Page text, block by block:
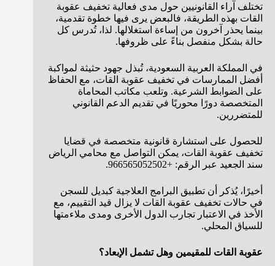
تختلف آراء القانونيين حول مدى فعالية تخفيف عقوبة
القات بهذه الطريقة، فالبعض يرى فيها خطوة تقدمية،
بينما يحذر آخرون من إساءة استغلالها. لذا، تُدرس كل
حالة بشكل منفصل بناءً على ظروفها.
في المملكة العربية السعودية، تُبذل جهود حثيثة لمواكبة
أفضل الممارسات في تخفيف عقوبة القات، مع الحفاظ
على الضوابط الشرعية. وتلعب مكاتب المحاماة
المتخصصة دورًا محوريًا في تقديم الدعم القانوني
للمتضررين.
للحصول على استشارة قانونية متخصصة في قضايا
تخفيف عقوبة القات، يمكن التواصل مع محامي الرياض
سند الجعيد عبر الرقم: +966565052502.
أخيرًا، يُذكر أن تطبيق البرامج العلاجية كبديل للسجن
في حالات تخفيف عقوبة القات لا يزال قيد التقييم، مع
الأخذ في الاعتبار تجارب الدول الأخرى ومدى ملاءمتها
للسياق المحلي.
عقوبة القات للمقيمين وهل تشمل الإبعاد؟